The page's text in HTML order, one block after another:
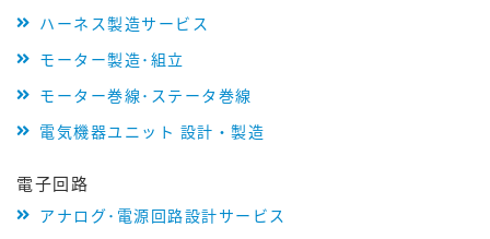
ハーネス製造サービス
モーター製造･組立
モーター巻線･ステータ巻線
電気機器ユニット 設計・製造
電子回路
アナログ･電源回路設計サービス